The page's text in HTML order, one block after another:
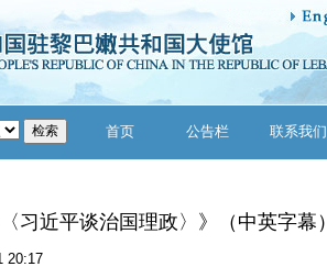
首页 公告栏 联系我们
习近平谈治国理政〉》（中英字幕）
20:17